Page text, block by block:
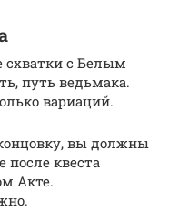
схватки с Белым
путь ведьмака.
вариаций.
вы должны
после квеста
Акте.